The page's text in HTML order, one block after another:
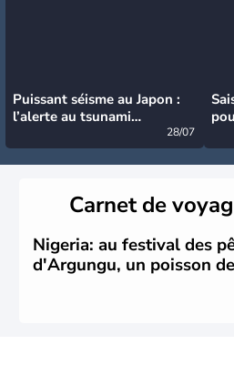
Puissant séisme au Japon :
l’alerte au tsunami
28/07
Carnet de
Nigeria: au festival des
d'Argungu, un poisson